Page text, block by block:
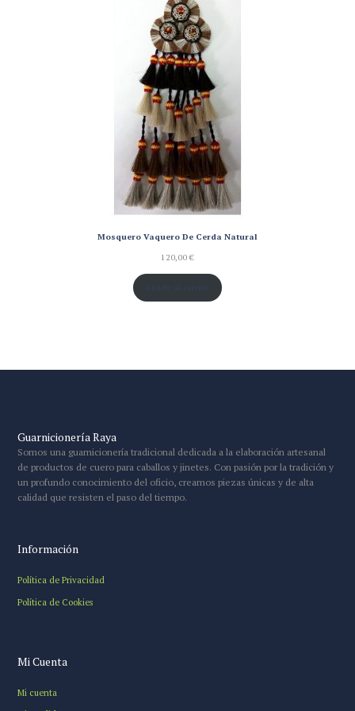
Mosquero Vaquero De Cerda Natural
120,00€
Añadir al carrito
Guarnicionería Raya
Somos una guarnicionería tradicional dedicada a la elaboración artesanal
de productos de cuero para caballos y jinetes. Con pasión por la tradición y
un profundo conocimiento del oficio, creamos piezas únicas y de alta
calidad que resisten el paso del tiempo.
Información
Política de Privacidad
Política de Cookies
Mi Cuenta
Mi cuenta